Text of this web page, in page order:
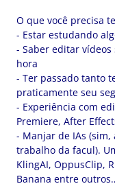
O que você precisa
- Estar estudando
- Saber editar
hora
- Ter passado tanto
praticamente seu
- Experiência com
Premiere, After
- Manjar de IAs
trabalho da facul).
KlingAI, OppusClip,
Banana entre